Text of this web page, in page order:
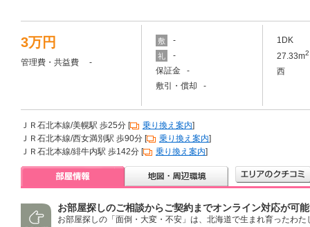
3万円
管理費・共益費 -
敷 -
礼
-
保証金 -
敷引・償却 -
1DK
27.33m2
西
ＪＲ石北本線/美幌駅 歩25分 [ 乗り換え案内]
ＪＲ石北本線/西女満別駅 歩90分 [
乗り換え案内]
ＪＲ石北本線/緋牛内駅 歩142分 [
乗り換え案内]
お部屋探しのご相談からご契約までオンライン対応が可
お部屋探しの「面倒・大変・不安」は、北海道で生まれ育ったわ